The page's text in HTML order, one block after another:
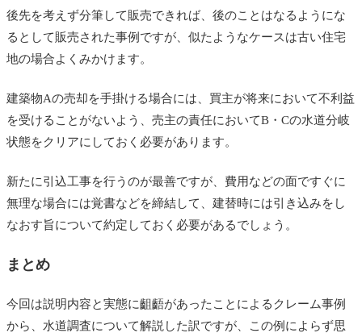
後先を考えず分筆して販売できれば、後のことはなるようにな
るとして販売された事例ですが、似たようなケースは古い住宅
地の場合よくみかけます。
建築物Aの売却を手掛ける場合には、買主が将来において不利益
を受けることがないよう、売主の責任においてB・Cの水道分岐
状態をクリアにしておく必要があります。
新たに引込工事を行うのが最善ですが、費用などの面ですぐに
無理な場合には覚書などを締結して、建替時には引き込みをし
なおす旨について約定しておく必要があるでしょう。
まとめ
今回は説明内容と実態に齟齬があったことによるクレーム事例
から、水道調査について解説した訳ですが、この例によらず思